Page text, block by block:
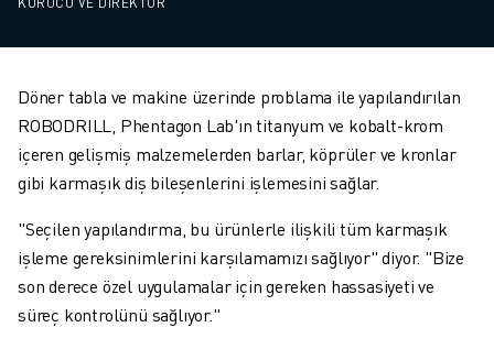
Döner tabla ve makine üzerinde problama ile yapılandırılan
ROBODRILL, Phentagon Lab'ın titanyum ve kobalt-krom
içeren gelişmiş malzemelerden barlar, köprüler ve kronlar
gibi karmaşık diş bileşenlerini işlemesini sağlar.
"Seçilen yapılandırma, bu ürünlerle ilişkili tüm karmaşık
işleme gereksinimlerini karşılamamızı sağlıyor" diyor. "Bize
son derece özel uygulamalar için gereken hassasiyeti ve
süreç kontrolünü sağlıyor."